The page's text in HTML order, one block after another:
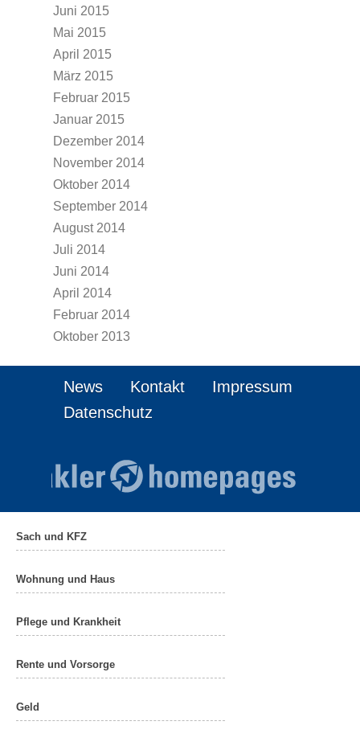
Juni 2015
Mai 2015
April 2015
März 2015
Februar 2015
Januar 2015
Dezember 2014
November 2014
Oktober 2014
September 2014
August 2014
Juli 2014
Juni 2014
April 2014
Februar 2014
Oktober 2013
News Kontakt
Impressum
Datenschutz
Sach und KFZ
Wohnung und Haus
Pflege und Krankheit
Rente und Vorsorge
Geld